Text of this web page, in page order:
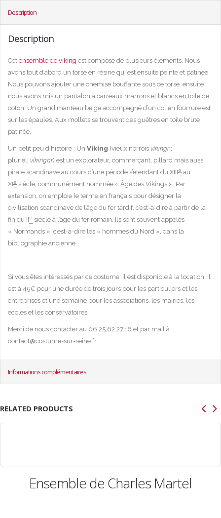
Description
Description
Cet ensemble de viking est composé de plusieurs éléments. Nous
avons tout d’abord un torse en résine qui est ensuite peinte et patinée.
Nous pouvons ajouter une chemise bouffante sous ce torse. ensuite
nous avons mis un pantalon à carreaux marrons et blancs en toile de
coton. Un grand manteau beige accompagné d’un col en fourrure est
sur les épaules. Aux mollets se trouvent des guêtres en toile brute
patinée.
Un petit peu d’histoire : Un Viking (vieux norrois víkingr;
pluriel, víkingar) est un explorateur, commerçant, pillard mais aussi
pirate scandinave au cours d’une période s’étendant du XIIIe au
XIe siècle, communément nommée « Âge des Vikings ». Par
extension, on emploie le terme en français pour désigner la
civilisation scandinave de l’âge du fer tardif, c’est-à-dire à partir de la
fin du IIe siècle à l’âge du fer romain. Ils sont souvent appelés
« Normands », c’est-à-dire les « hommes du Nord », dans la
bibliographie ancienne.
Si vous êtes intéressés par ce costume, il est disponible à la location, il
est à 45€ pour une durée de trois jours pour les particuliers et les
entreprises et une semaine pour les associations, les mairies, les
écoles et les conservatoires.
Merci de nous contacter au 06.25.62.27.16 et par mail à
contact@costume-sur-seine.fr
Informations complémentaires
RELATED PRODUCTS
Ensemble de Charles Martel